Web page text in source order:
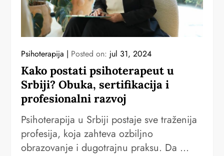
Psihoterapija Posted on: jul 31, 2024
Kako postati psihoterapeut u
Srbiji? Obuka, sertifikacija i
profesionalni razvoj
Psihoterapija u Srbiji postaje sve traženija
profesija, koja zahteva ozbiljno
obrazovanje i dugotrajnu praksu. Da …